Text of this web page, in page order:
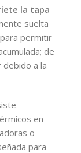
la tapa
suelta
permitir
de
a la
en
o
para